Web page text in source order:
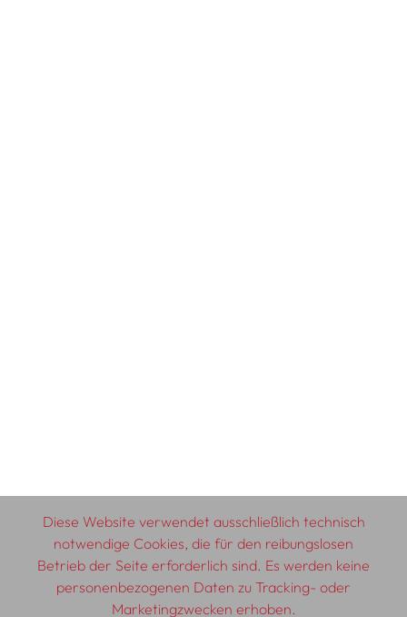
Diese Website verwendet ausschließlich technisch
notwendige Cookies, die für den reibungslosen
Betrieb der Seite erforderlich sind. Es werden keine
personenbezogenen Daten zu Tracking- oder
Marketingzwecken erhoben.